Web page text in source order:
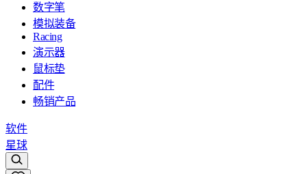
数字笔
模拟装备
Racing
演示器
鼠标垫
配件
畅销产品
软件
星球